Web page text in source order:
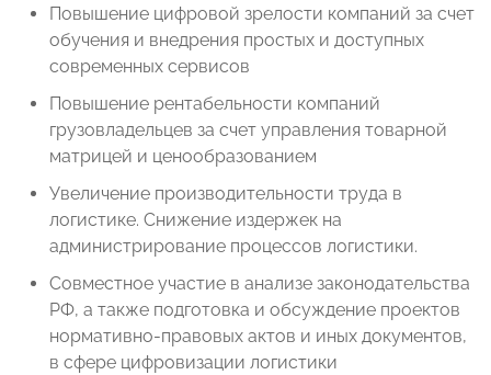
Повышение цифровой зрелости компаний за счет
обучения и внедрения простых и доступных
современных сервисов
Повышение рентабельности компаний
грузовладельцев за счет управления товарной
матрицей и ценообразованием
Увеличение производительности труда в
логистике. Снижение издержек на
администрирование процессов логистики.
Совместное участие в анализе законодательства
РФ, а также подготовка и обсуждение проектов
нормативно-правовых актов и иных документов,
в сфере цифровизации логистики